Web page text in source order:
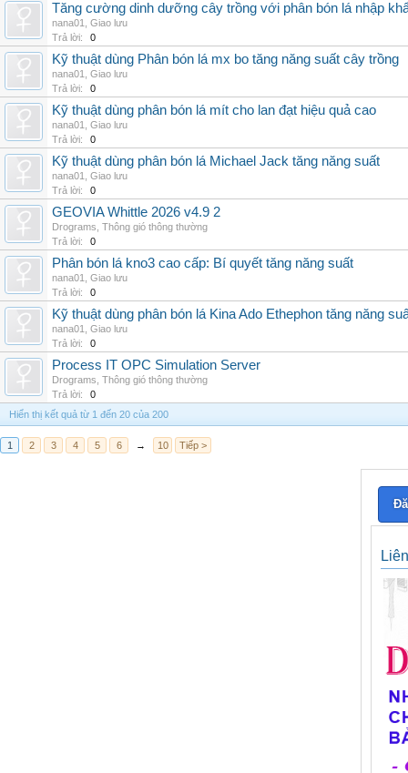
Tăng cường dinh dưỡng cây trồng với phân bón lá nhập
nana01
Giao lưu
Trả lời:
0
Kỹ thuật dùng Phân bón lá mx bo tăng năng suất cây trồng
nana01
Giao lưu
Trả lời:
0
Kỹ thuật dùng phân bón lá mít cho lan đạt hiệu quả cao
nana01
Giao lưu
Trả lời:
0
Kỹ thuật dùng phân bón lá Michael Jack tăng năng suất
nana01
Giao lưu
Trả lời:
0
GEOVIA Whittle 2026 v4.9 2
Drograms Thông gió thông thường
Trả lời:
0
Phân bón lá kno3 cao cấp: Bí quyết tăng năng suất
nana01
Giao lưu
Trả lời:
0
Kỹ thuật dùng phân bón lá Kina Ado Ethephon tăng năng
nana01
Giao lưu
Trả lời:
0
Process IT OPC Simulation Server
Drograms Thông gió thông thường
Trả lời:
0
Hiển thị kết quả từ 1 đến 20 của 200
1 2 3 4 5 6 → 10 Tiếp >